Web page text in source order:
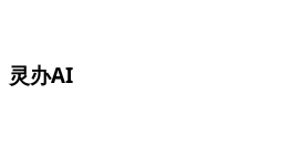
灵办AI